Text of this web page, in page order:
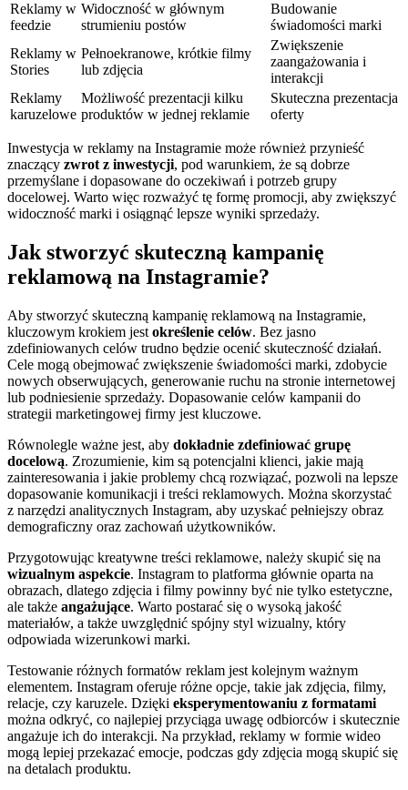
Reklamy w
feedzie
Widoczność w głównym
strumieniu postów
Budowanie
świadomości marki
Reklamy w
Stories
Pełnoekranowe, krótkie filmy
lub zdjęcia
Zwiększenie
zaangażowania i
interakcji
Reklamy
karuzelowe
Możliwość prezentacji kilku
produktów w jednej reklamie
Skuteczna prezentacja
oferty
Inwestycja w reklamy na Instagramie może również przynieść
znaczący zwrot z inwestycji, pod warunkiem, że są dobrze
przemyślane i dopasowane do oczekiwań i potrzeb grupy
docelowej. Warto więc rozważyć tę formę promocji, aby zwiększyć
widoczność marki i osiągnąć lepsze wyniki sprzedaży.
Jak stworzyć skuteczną kampanię
reklamową na Instagramie?
Aby stworzyć skuteczną kampanię reklamową na Instagramie,
kluczowym krokiem jest określenie celów. Bez jasno
zdefiniowanych celów trudno będzie ocenić skuteczność działań.
Cele mogą obejmować zwiększenie świadomości marki, zdobycie
nowych obserwujących, generowanie ruchu na stronie internetowej
lub podniesienie sprzedaży. Dopasowanie celów kampanii do
strategii marketingowej firmy jest kluczowe.
Równolegle ważne jest, aby dokładnie zdefiniować grupę
docelową. Zrozumienie, kim są potencjalni klienci, jakie mają
zainteresowania i jakie problemy chcą rozwiązać, pozwoli na lepsze
dopasowanie komunikacji i treści reklamowych. Można skorzystać
z narzędzi analitycznych Instagram, aby uzyskać pełniejszy obraz
demograficzny oraz zachowań użytkowników.
Przygotowując kreatywne treści reklamowe, należy skupić się na
wizualnym aspekcie. Instagram to platforma głównie oparta na
obrazach, dlatego zdjęcia i filmy powinny być nie tylko estetyczne,
ale także angażujące. Warto postarać się o wysoką jakość
materiałów, a także uwzględnić spójny styl wizualny, który
odpowiada wizerunkowi marki.
Testowanie różnych formatów reklam jest kolejnym ważnym
elementem. Instagram oferuje różne opcje, takie jak zdjęcia, filmy,
relacje, czy karuzele. Dzięki eksperymentowaniu z formatami
można odkryć, co najlepiej przyciąga uwagę odbiorców i skutecznie
angażuje ich do interakcji. Na przykład, reklamy w formie wideo
mogą lepiej przekazać emocje, podczas gdy zdjęcia mogą skupić się
na detalach produktu.